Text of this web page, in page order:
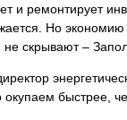
и ремонтирует
Но экономию
не скрывают –
окупаем быстрее,